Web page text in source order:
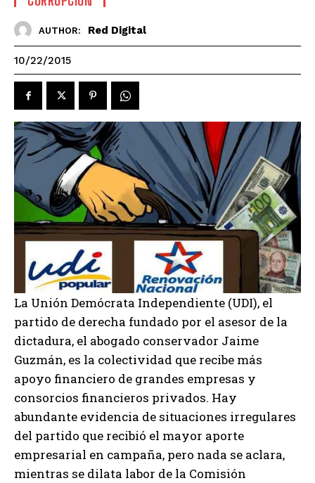
AUTHOR: Red Digital
10/22/2015
La Unión Demócrata Independiente (UDI), el
partido de derecha fundado por el asesor de la
dictadura, el abogado conservador Jaime
Guzmán, es la colectividad que recibe más
apoyo financiero de grandes empresas y
consorcios financieros privados. Hay
abundante evidencia de situaciones irregulares
del partido que recibió el mayor aporte
empresarial en campaña, pero nada se aclara,
mientras se dilata labor de la Comisión